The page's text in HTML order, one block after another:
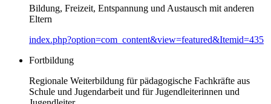
Bildung, Freizeit, Entspannung und Austausch mit anderen
Eltern
index.php?option=com_content&view=featured&Itemid=435
Fortbildung
Regionale Weiterbildung für pädagogische Fachkräfte aus
Schule und Jugendarbeit und für Jugendleiterinnen und